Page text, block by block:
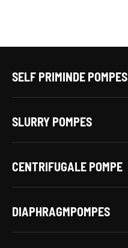
SELF PRIMINDE POMPES
SLURRY POMPES
CENTRIFUGALE POMPE
DIAPHRAGMPOMPES